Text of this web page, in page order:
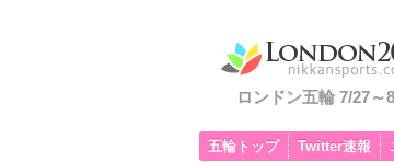
ロンドン五輪 7/27～
五輪トップ Twitter速報